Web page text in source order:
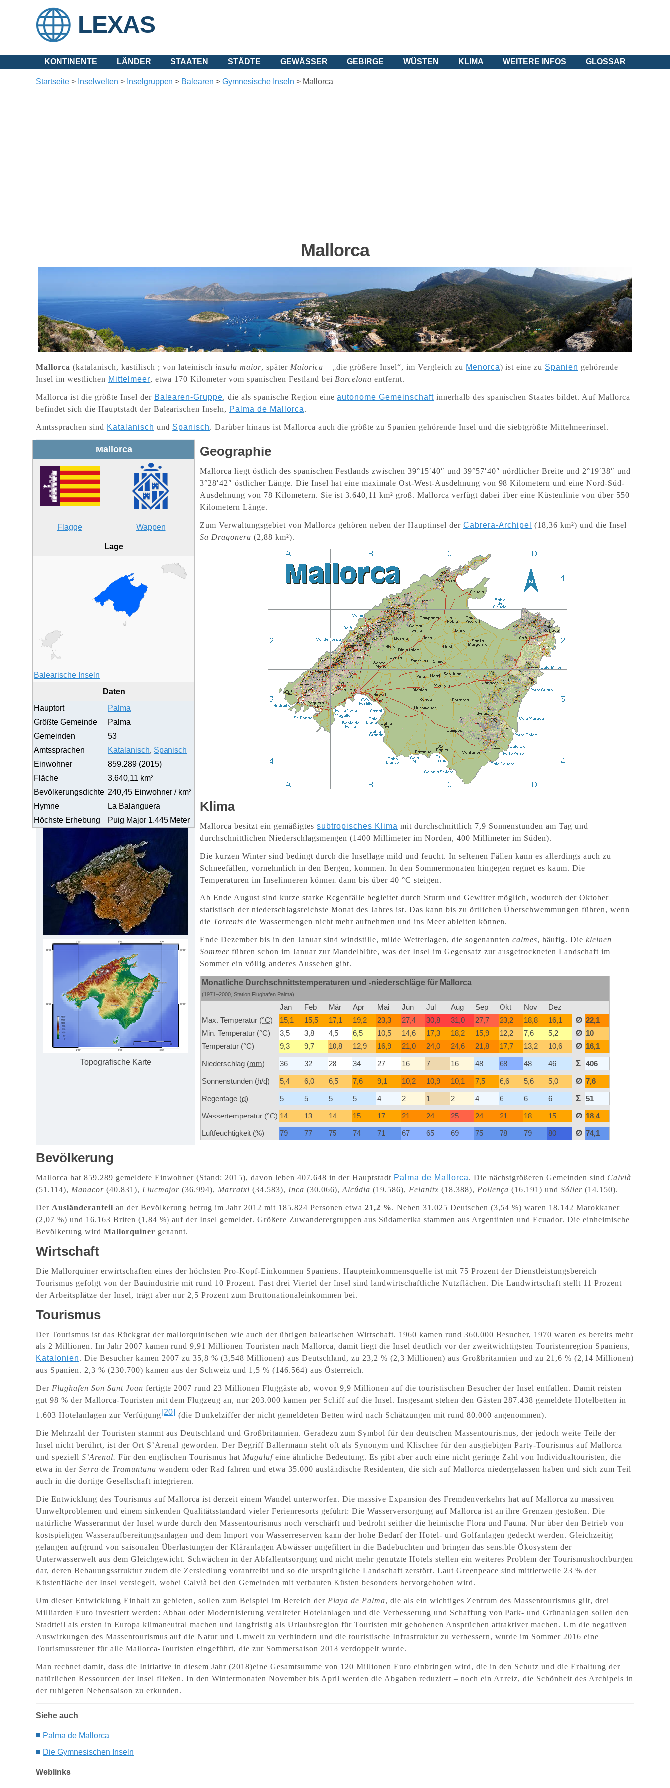
LEXAS
KONTINENTE LÄNDER STAATEN STÄDTE GEWÄSSER GEBIRGE WÜSTEN KLIMA WEITERE INFOS GLOSSAR
Startseite > Inselwelten > Inselgruppen > Balearen > Gymnesische Inseln > Mallorca
Mallorca
Mallorca (katalanisch, kastilisch ; von lateinisch insula maior, später Maiorica – „die größere Insel“, im Vergleich zu Menorca) ist eine zu Spanien gehörende
Insel im westlichen Mittelmeer, etwa 170 Kilometer vom spanischen Festland bei Barcelona entfernt.
Mallorca ist die größte Insel der Balearen-Gruppe, die als spanische Region eine autonome Gemeinschaft innerhalb des spanischen Staates bildet. Auf Mallorca
befindet sich die Hauptstadt der Balearischen Inseln, Palma de Mallorca.
Amtssprachen sind Katalanisch und Spanisch. Darüber hinaus ist Mallorca auch die größte zu Spanien gehörende Insel und die siebtgrößte Mittelmeerinsel.
Mallorca
Flagge Wappen
Lage
Balearische Inseln
Daten
Hauptort
Palma
Größte Gemeinde
Palma
Gemeinden
53
Amtssprachen
Katalanisch, Spanisch
Einwohner
859.289 (2015)
Fläche
3.640,11 km²
Bevölkerungsdichte 240,45 Einwohner / km²
Hymne
La Balanguera
Höchste Erhebung
Puig Major 1.445 Meter
Topografische Karte
Geographie
Mallorca liegt östlich des spanischen Festlands zwischen 39°15′40″ und 39°57′40″ nördlicher Breite und 2°19′38″ und
3°28′42″ östlicher Länge. Die Insel hat eine maximale Ost-West-Ausdehnung von 98 Kilometern und eine Nord-Süd-
Ausdehnung von 78 Kilometern. Sie ist 3.640,11 km² groß. Mallorca verfügt dabei über eine Küstenlinie von über 550
Kilometern Länge.
Zum Verwaltungsgebiet von Mallorca gehören neben der Hauptinsel der Cabrera-Archipel
(18,36 km²) und die Insel
Sa Dragonera (2,88 km²).
Klima
Mallorca besitzt ein gemäßigtes subtropisches Klima mit durchschnittlich 7,9 Sonnenstunden am Tag und
durchschnittlichen Niederschlagsmengen (1400 Millimeter im Norden, 400 Millimeter im Süden).
Die kurzen Winter sind bedingt durch die Insellage mild und feucht. In seltenen Fällen kann es allerdings auch zu
Schneefällen, vornehmlich in den Bergen, kommen. In den Sommermonaten hingegen regnet es kaum. Die
Temperaturen im Inselinneren können dann bis über 40 °C steigen.
Ab Ende August sind kurze starke Regenfälle begleitet durch Sturm und Gewitter möglich, wodurch der Oktober
statistisch der niederschlagsreichste Monat des Jahres ist. Das kann bis zu örtlichen Überschwemmungen führen, wenn
die Torrents die Wassermengen nicht mehr aufnehmen und ins Meer ableiten können.
Ende Dezember bis in den Januar sind windstille, milde Wetterlagen, die sogenannten calmes, häufig. Die kleinen
Sommer führen schon im Januar zur Mandelblüte, was der Insel im Gegensatz zur ausgetrockneten Landschaft im
Sommer ein völlig anderes Aussehen gibt.
Monatliche Durchschnittstemperaturen und -niederschläge für Mallorca
(1971–2000, Station Flughafen Palma)
Jan Feb Mär Apr Mai Jun Jul Aug Sep Okt Nov
Dez
Max. Temperatur (°C) 15,1 15,5 17,1 19,2 23,3 27,4 30,8 31,0 27,7 23,2 18,8 16,1 Ø 22,1
Min. Temperatur (°C)
3,5 3,8 4,5 6,5 10,5 14,6 17,3 18,2 15,9 12,2 7,6 5,2 Ø 10
Temperatur (°C)
9,3 9,7 10,8 12,9 16,9 21,0 24,0 24,6 21,8 17,7 13,2 10,6 Ø 16,1
Niederschlag (mm) 36 32 28 34 27 16 7 16 48 68 48 46 Σ 406
Sonnenstunden (h/d) 5,4 6,0 6,5 7,6 9,1 10,2 10,9 10,1 7,5 6,6 5,6 5,0 Ø 7,6
Regentage (d) 5 5 5 5 4 2 1 2 4 6 6 6 Σ 51
Wassertemperatur (°C) 14 13 14 15 17 21 24 25 24 21 18 15 Ø 18,4
Luftfeuchtigkeit (%) 79 77 75 74 71 67 65 69 75 78 79 80 Ø 74,1
Bevölkerung
Mallorca hat 859.289 gemeldete Einwohner (Stand: 201 5), davon leben 407.648 in der Hauptstadt Palma de Mallorca. Die nächstgrößeren Gemeinden sind Calvià
(51.114), Manacor (40.831), Llucmajor (36.994), Marratxi (34.583), Inca (30.066), Alcúdia (19.586), Felanitx (18.388), Pollença (16.191) und Sóller (14.150).
Der Ausländeranteil an der Bevölkerung betrug im Jahr 2012 mit 185.824 Personen etwa 21,2 %. Neben 31.025 Deutschen (3,54 %) waren 18.142 Marokkaner
(2,07 %) und 16.163 Briten (1,84 %) auf der Insel gemeldet. Größere Zuwanderergruppen aus Südamerika stammen aus Argentinien und Ecuador. Die einheimische
Bevölkerung wird Mallorquiner genannt.
Wirtschaft
Die Mallorquiner erwirtschaften eines der höchsten Pro-Kopf-Einkommen Spaniens. Haupteinkommensquelle ist mit 75 Prozent der Dienstleistungsbereich
Tourismus gefolgt von der Bauindustrie mit rund 10 Prozent. Fast drei Viertel der Insel sind landwirtschaftliche Nutzflächen. Die Landwirtschaft stellt 11 Prozent
der Arbeitsplätze der Insel, trägt aber nur 2,5 Prozent zum Bruttonationaleinkommen bei.
Tourismus
Der Tourismus ist das Rückgrat der mallorquinischen wie auch der übrigen balearischen Wirtschaft. 1960 kamen rund 360.000 Besucher, 1970 waren es bereits mehr
als 2 Millionen. Im Jahr 2007 kamen rund 9,91 Millionen Touristen nach Mallorca, damit liegt die Insel deutlich vor der zweitwichtigsten Touristenregion Spaniens,
Katalonien. Die Besucher kamen 2007 zu 35,8 % (3,548 Millionen) aus Deutschland, zu 23,2 % (2,3 Millionen) aus Großbritannien und zu 21,6 % (2,14 Millionen)
aus Spanien. 2,3 % (230.700) kamen aus der Schweiz und 1,5 % (146.564) aus Österreich.
Der Flughafen Son Sant Joan fertigte 2007 rund 23 Millionen Fluggäste ab, wovon 9,9 Millionen auf die touristischen Besucher der Insel entfallen. Damit reisten
gut 98 % der Mallorca-Touristen mit dem Flugzeug an, nur 203.000 kamen per Schiff auf die Insel. Insgesamt stehen den Gästen 287.438 gemeldete Hotelbetten in
1.603 Hotelanlagen zur Verfügung[20] (die Dunkelziffer der nicht gemeldeten Betten wird nach Schätzungen mit rund 80.000 angenommen).
Die Mehrzahl der Touristen stammt aus Deutschland und Großbritannien. Geradezu zum Symbol für den deutschen Massentourismus, der jedoch weite Teile der
Insel nicht berührt, ist der Ort S’Arenal geworden. Der Begriff Ballermann steht oft als Synonym und Klischee für den ausgiebigen Party-Tourismus auf Mallorca
und speziell S’Arenal. Für den englischen Tourismus hat Magalufeine ähnliche Bedeutung. Es gibt aber auch eine nicht geringe Zahl von Individualtouristen, die
etwa in der Serra de Tramuntana wandern oder Rad fahren und etwa 35.000 ausländische Residenten, die sich auf Mallorca niedergelassen haben und sich zum Teil
auch in die dortige Gesellschaft integrieren.
Die Entwicklung des Tourismus auf Mallorca ist derzeit einem Wandel unterworfen. Die massive Expansion des Fremdenverkehrs hat auf Mallorca zu massiven
Umweltproblemen und einem sinkenden Qualitätsstandard vieler Ferienresorts geführt: Die Wasserversorgung auf Mallorca ist an ihre Grenzen gestoßen. Die
natürliche Wasserarmut der Insel wurde durch den Massentourismus noch verschärft und bedroht seither die heimische Flora und Fauna. Nur über den Betrieb von
kostspieligen Wasseraufbereitungsanlagen und dem Import von Wasserreserven kann der hohe Bedarf der Hotel- und Golfanlagen gedeckt werden. Gleichzeitig
gelangen aufgrund von saisonalen Überlastungen der Kläranlagen Abwässer ungefiltert in die Badebuchten und bringen das sensible Ökosystem der
Unterwasserwelt aus dem Gleichgewicht. Schwächen in der Abfallentsorgung und nicht mehr genutzte Hotels stellen ein weiteres Problem der Tourismushochburgen
dar, deren Bebauungsstruktur zudem die Zersiedlung vorantreibt und so die ursprüngliche Landschaft zerstört. Laut Greenpeace sind mittlerweile 23 % der
Küstenfläche der Insel versiegelt, wobei Calvià bei den Gemeinden mit verbauten Küsten besonders hervorgehoben wird.
Um dieser Entwicklung Einhalt zu gebieten, sollen zum Beispiel im Bereich der Playa de Palma, die als ein wichtiges Zentrum des Massentourismus gilt, drei
Milliarden Euro investiert werden: Abbau oder Modernisierung veralteter Hotelanlagen und die Verbesserung und Schaffung von Park- und Grünanlagen sollen den
Stadtteil als ersten in Europa klimaneutral machen und langfristig als Urlaubsregion für Touristen mit gehobenen Ansprüchen attraktiver machen. Um die negativen
Auswirkungen des Massentourismus auf die Natur und Umwelt zu verhindern und die touristische Infrastruktur zu verbessern, wurde im Sommer 2016 eine
Tourismussteuer für alle Mallorca-Touristen eingeführt, die zur Sommersaison 2018 verdoppelt wurde.
Man rechnet damit, dass die Initiative in diesem Jahr (2018)eine Gesamtsumme von 120 Millionen Euro einbringen wird, die in den Schutz und die Erhaltung der
natürlichen Ressourcen der Insel fließen. In den Wintermonaten November bis April werden die Abgaben reduziert – noch ein Anreiz, die Schönheit des Archipels in
der ruhigeren Nebensaison zu erkunden.
Siehe auch
Palma de Mallorca
Die Gymnesischen Inseln
Weblinks